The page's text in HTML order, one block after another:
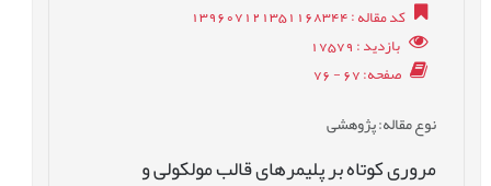
کد مقاله: 139607121351168344
بازدید: 17579
صفحه: 67 - 76
نوع مقاله: پژوهشی
مروری کوتاه بر پلیمرهای قالب مولکولی و